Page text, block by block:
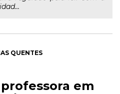
QUENTES
em